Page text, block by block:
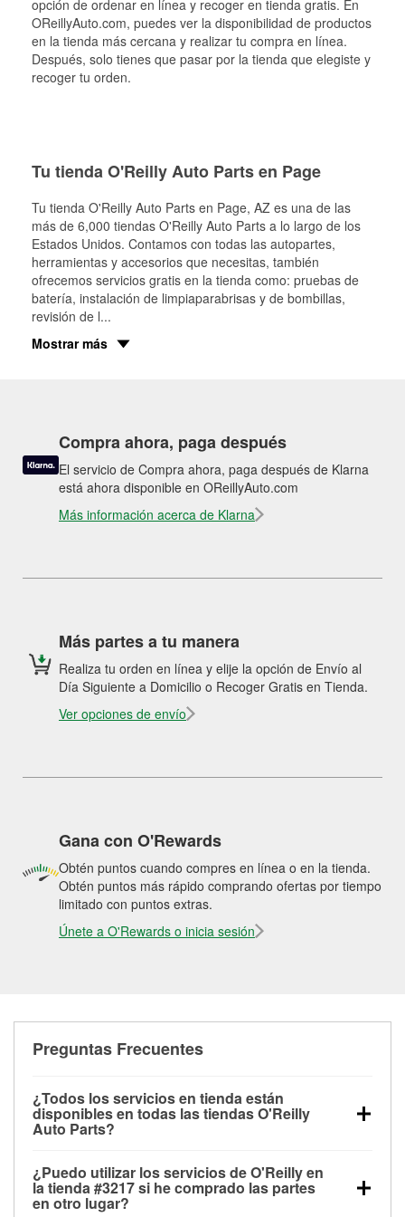
opción de ordenar en línea y recoger en tienda gratis. En
OReillyAuto.com, puedes ver la disponibilidad de productos
en la tienda más cercana y realizar tu compra en línea.
Después, solo tienes que pasar por la tienda que elegiste y
recoger tu orden.
Tu tienda O'Reilly Auto Parts en Page
Tu tienda O'Reilly Auto Parts en Page, AZ es una de las
más de 6,000 tiendas O'Reilly Auto Parts a lo largo de los
Estados Unidos. Contamos con todas las autopartes,
herramientas y accesorios que necesitas, también
ofrecemos servicios gratis en la tienda como: pruebas de
batería, instalación de limpiaparabrisas y de bombillas,
revisión de l...
Mostrar más
Compra ahora, paga después
El servicio de Compra ahora, paga después de Klarna
está ahora disponible en OReillyAuto.com
Más información acerca de Klarna
Más partes a tu manera
Realiza tu orden en línea y elije la opción de Envío al
Día Siguiente a Domicilio o Recoger Gratis en Tienda.
Ver opciones de envío
Gana con O'Rewards
Obtén puntos cuando compres en línea o en la tienda.
Obtén puntos más rápido comprando ofertas por tiempo
limitado con puntos extras.
Únete a O'Rewards o inicia sesión
Preguntas Frecuentes
¿Todos los servicios en tienda están
disponibles en todas las tiendas O'Reilly
Auto Parts?
las pruebas de batería, pruebas de alternador y
motor de arranque, revisión de la luz “Check Engine”
¿Puedo utilizar los servicios de O'Reilly en
la tienda #3217 si he comprado las partes
en otro lugar?